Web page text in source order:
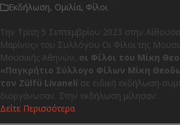
Εκδήλωση, Ομιλία, Φίλοι
Την Τρίτη 5 Σεπτεμβρίου 2023 στην
Μαρίνος» του Συλλόγου Οι Φίλοι της
Μουσικής Αθηνών, οι Φίλοι του Μίκη
«Παγκρήτιο Σύλλογο Φίλων Μίκη
τον Zülfü Livaneli σε ειδική εκδήλωση-
διοργάνωσαν. Στην εκδήλωση μίλησαν:
Δείτε Περισσότερα